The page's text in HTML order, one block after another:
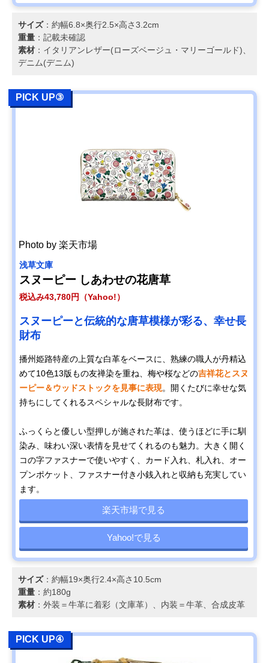
サイズ：約幅6.8×奥行2.5×高さ3.2cm
重量 ：記載未確認
素材 ：イタリアンレザー(ローズベージュ・マリーゴールド)、
デニム(デニム)
PICK UP③
Photo by 楽天市場
浅草文庫
スヌーピー しあわせの花唐草
税込み43,780円（Yahoo!）
スヌーピーと伝統的な唐草模様が彩る、幸せ長
財布
播州姫路特産の上質な白革をベースに、熟練の職人が丹精込
めて10色13版もの友禅染を重ね、梅や桜などの吉祥花とスヌ
ーピー＆ウッドストックを見事に表現。開くたびに幸せな気
持ちにしてくれるスペシャルな長財布です。
ふっくらと優しい型押しが施された革は、使うほどに手に馴
染み、味わい深い表情を見せてくれるのも魅力。大きく開く
コの字ファスナーで使いやすく、カード入れ、札入れ、オー
プンポケット、ファスナー付き小銭入れと収納も充実してい
ます。
楽天市場で見る
Yahoo!で見る
サイズ：約幅19×奥行2.4×高さ10.5cm
重量 ：約180g
素材 ：外装＝牛革に着彩（文庫革）、内装＝牛革、合成皮革
PICK UP④